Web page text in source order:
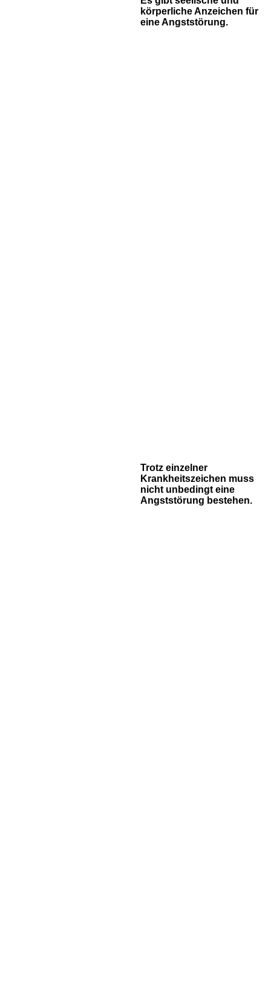
körperliche Anzeichen für
eine Angststörung.
Trotz einzelner
Krankheitszeichen muss
nicht unbedingt eine
Angststörung bestehen.